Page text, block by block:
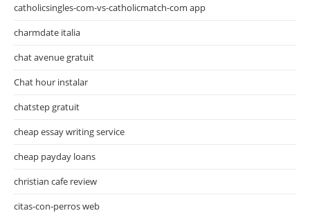
catholicsingles-com-vs-catholicmatch-com app
charmdate italia
chat avenue gratuit
Chat hour instalar
chatstep gratuit
cheap essay writing service
cheap payday loans
christian cafe review
citas-con-perros web